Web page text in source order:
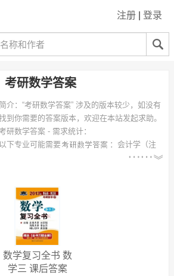
注册 登录
考研数学答案
简介： “考研数学答案” 涉及的版本较少，如没有
到你需要的答案版本，欢迎在本站发起求助。
研数学答案 - 需求统计：
以下专业可能需要
：会计学（注
料工程、生物工程、计算机科学与技术、工程
、材料化学、统计学类(中外合作办学)、露
业。
考研数学答案：江西农业大学、上海电力学院、
、汕头大学、西安理工大学、武汉大学、中国
龙江大学 等。
数学复习全书 数
学三 课后答案